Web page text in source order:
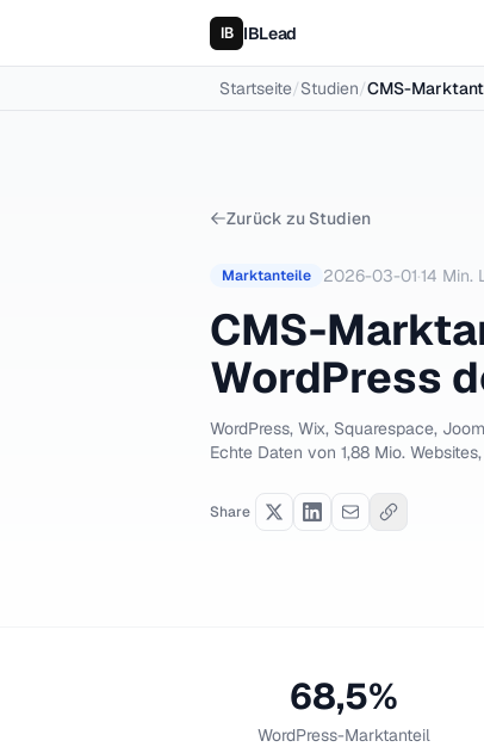
IBLead
Startseite/Studien/CMS-
Zurück zu Studien
Marktanteile 2026-03-01·14 Min.
CMS-
WordPress
WordPress, Wix, Squarespace,
Echte Daten von 1,88 Mio.
Share
68,5%
WordPress-Marktanteil